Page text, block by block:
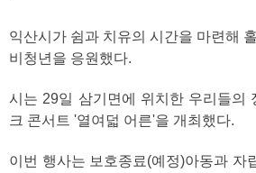
익산시가 쉼과 치유의 시간을 마련해
비청년을 응원했다.
시는 29일 삼기면에 위치한 우리들의
크 콘서트 '열여덟 어른'을 개최했다.
이번 행사는 보호종료(예정)아동과 자